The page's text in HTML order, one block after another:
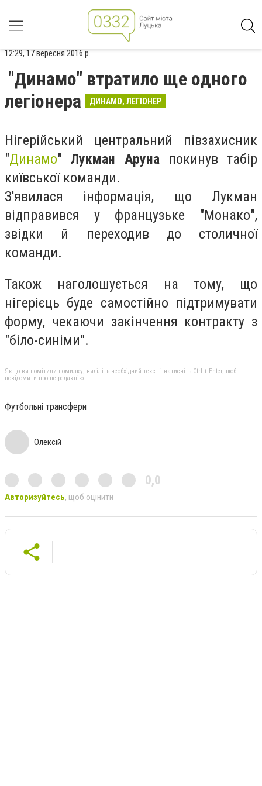
12:29, 17 вересня 2016 р.
"Динамо" втратило ще одного
легіонера
ДИНАМО, ЛЕГІОНЕР
Нігерійський центральний півзахисник
"Динамо"Лукман Арунапокинув табір
київської команди.
З'явилася інформація, що Лукман
відправився у французьке "Монако",
звідки й переходив до столичної
команди.
Також наголошується на тому, що
нігерієць буде самостійно підтримувати
форму, чекаючи закінчення контракту з
"біло-синіми".
Якщо ви помітили помилку, виділіть необхідний текст і натисніть Ctrl + Enter, щоб
повідомити про це редакцію
Футбольні трансфери
Олексій
0,0
Авторизуйтесь, щоб оцінити